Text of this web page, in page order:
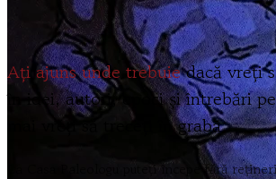
Ați ajuns unde trebuiedacă vreți
în idei, autori, epoci și întrebări
mai vreți să treceți în grabă.
La Casa Paleologu puteți începe fără